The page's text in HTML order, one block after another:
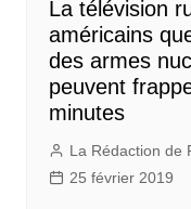
La télévision
américains
des armes
peuvent
minutes
La Rédaction de
25 février 2019